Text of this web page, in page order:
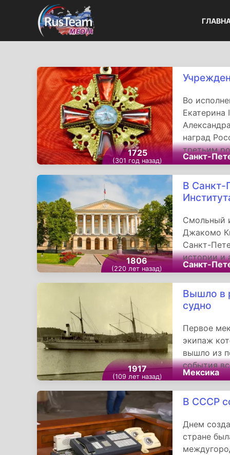
1725
(301 год назад)
Во
Екатерина
наград
третьим
Андрея
Санкт-
1806
(220 лет назад)
В Санкт-
Смольный
Джакомо
Санкт-
истории и
известно
котором
флота.
Санкт-
1917
(109 лет назад)
Вышло в
судно
Первое
экипаж
вышло из
события
занимали
днем
Мексика
В СССР
Днем
стране